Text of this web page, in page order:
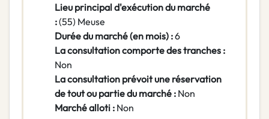
Lieu principal d'exécution du marché
:(55) Meuse
Durée du marché (en mois) :6
La consultation comporte des tranches :
Non
La consultation prévoit une réservation
de tout ou partie du marché : Non
Marché alloti : Non